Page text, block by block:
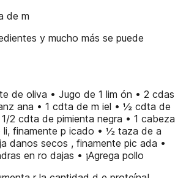
de m
y mucho más se puede
de oliva • Jugo de 1 lim ón • 2 cdas
ana • 1 cdta de m iel • ½ cdta de
2 cdta de pimienta negra • 1 cabeza
li, finamente p icado • ½ taza de a
danos secos , finamente pic ada •
en ro dajas • ¡Agrega pollo